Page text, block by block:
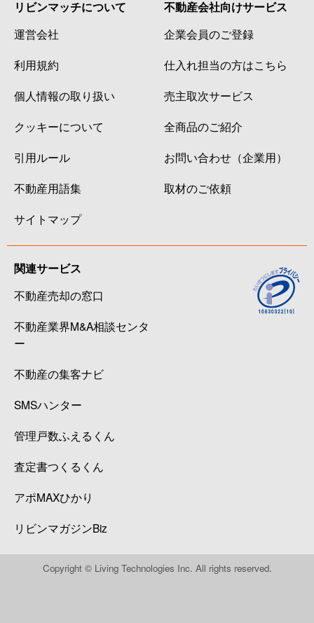
リビンマッチについて
運営会社
利用規約
個人情報の取り扱い
クッキーについて
引用ルール
不動産用語集
サイトマップ
不動産会社向けサービス
企業会員のご登録
仕入れ担当の方はこちら
売主取次サービス
全商品のご紹介
お問い合わせ（企業用）
取材のご依頼
関連サービス
不動産売却の窓口
不動産業界M&A相談センタ
ー
不動産の集客ナビ
SMSハンター
管理戸数ふえるくん
査定書つくるくん
アポMAXひかり
リビンマガジンBiz
Copyright © Living Technologies Inc. All rights reserved.